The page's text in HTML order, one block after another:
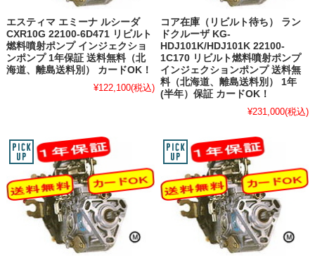
エスティマ エミーナ ルシーダ
CXR10G 22100-6D471 リビルト
燃料噴射ポンプ インジェクショ
ンポンプ 1年保証 送料無料（北
海道、離島送料別） カードOK！
¥122,100(税込)
コア在庫（リビルト待ち） ラン
ドクルーザ KG-
HDJ101K/HDJ101K 22100-
1C170 リビルト燃料噴射ポンプ
インジェクションポンプ 送料無
料（北海道、離島送料別） 1年
(半年）保証 カードOK！
¥231,000(税込)